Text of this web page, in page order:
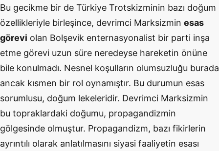
Bu gecikme bir de Türkiye Trotskizminin bazı doğum
özellikleriyle birleşince, devrimci Marksizmin esas
görevi olan Bolşevik enternasyonalist bir parti inşa
etme görevi uzun süre neredeyse hareketin önüne
bile konulmadı. Nesnel koşulların olumsuzluğu burada
ancak kısmen bir rol oynamıştır. Bu durumun esas
sorumlusu, doğum lekeleridir. Devrimci Marksizmin
bu topraklardaki doğumu, propagandizmin
gölgesinde olmuştur. Propagandizm, bazı fikirlerin
ayrıntılı olarak anlatılmasını siyasi faaliyetin esası